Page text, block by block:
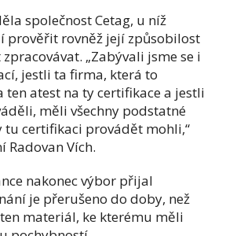
společnost Cetag, u níž
prověřit rovněž její způsobilost
„Zabývali jsme se i
jestli ta firma, která to
ten atest na ty certifikace a jestli
měli všechny podstatné
tu certifikaci provádět mohli,“
Vích.
nakonec výbor přijal
je přerušeno do doby, než
materiál, ke kterému měli